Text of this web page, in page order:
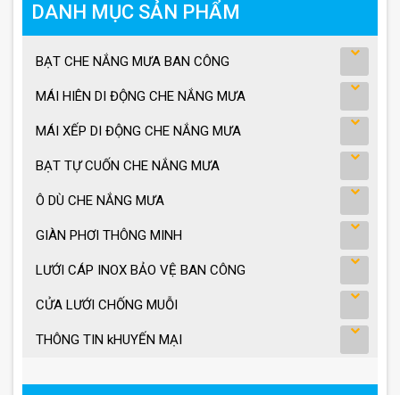
DANH MỤC SẢN PHẨM
BẠT CHE NẮNG MƯA BAN CÔNG
MÁI HIÊN DI ĐỘNG CHE NẮNG MƯA
MÁI XẾP DI ĐỘNG CHE NẮNG MƯA
BẠT TỰ CUỐN CHE NẮNG MƯA
Ô DÙ CHE NẮNG MƯA
GIÀN PHƠI THÔNG MINH
LƯỚI CÁP INOX BẢO VỆ BAN CÔNG
CỬA LƯỚI CHỐNG MUỖI
THÔNG TIN kHUYẾN MẠI